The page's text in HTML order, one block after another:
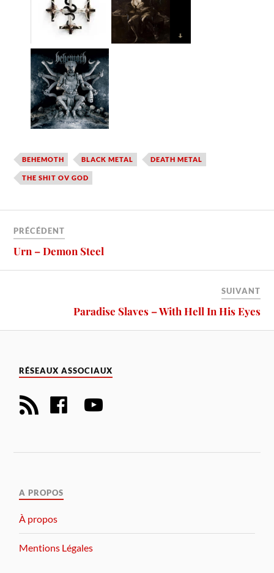
BEHEMOTH BLACK METAL DEATH METAL
THE SHIT OV GOD
PRÉCÉDENT
Urn – Demon Steel
SUIVANT
Paradise Slaves – With Hell In His Eyes
RÉSEAUX ASSOCIAUX
A PROPOS
À propos
Mentions Légales